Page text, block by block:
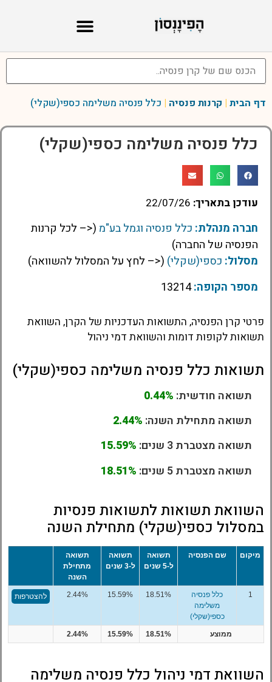
דף הבית | קרנות פנסיה | כלל פנסיה משלימה כספי(שקלי)
כלל פנסיה משלימה כספי(שקלי)
עודכן בתאריך: 22/07/26
חברה מנהלת: כלל פנסיה וגמל בע"מ (<– לכל קרנות
הפנסיה של החברה)
מסלול: כספי(שקלי) (<– לחץ על המסלול להשוואה)
מספר הקופה:13214
פרטי קרן הפנסיה, התשואות העדכניות של הקרן, השוואת
תשואות לקופות דומות והשוואת דמי ניהול
תשואות כלל פנסיה משלימה כספי(שקלי)
תשואה חודשית: 0.44%
תשואה מתחילת השנה: 2.44%
תשואה מצטברת 3 שנים:
15.59%
תשואה מצטברת 5 שנים:
18.51%
השוואת תשואות לתשואות פנסיות
במסלול כספי(שקלי) מתחילת השנה
מיקום שם הפנסיה
תשואה
ל-5 שנים
תשואה
ל-3 שנים
תשואה
מתחילת
השנה
1
כלל פנסיה
משלימה
כספי(שקלי)
18.51%
15.59%
2.44% להצטרפות
ממוצע 18.51%
15.59%
2.44%
השוואת דמי ניהול כלל פנסיה משלימה